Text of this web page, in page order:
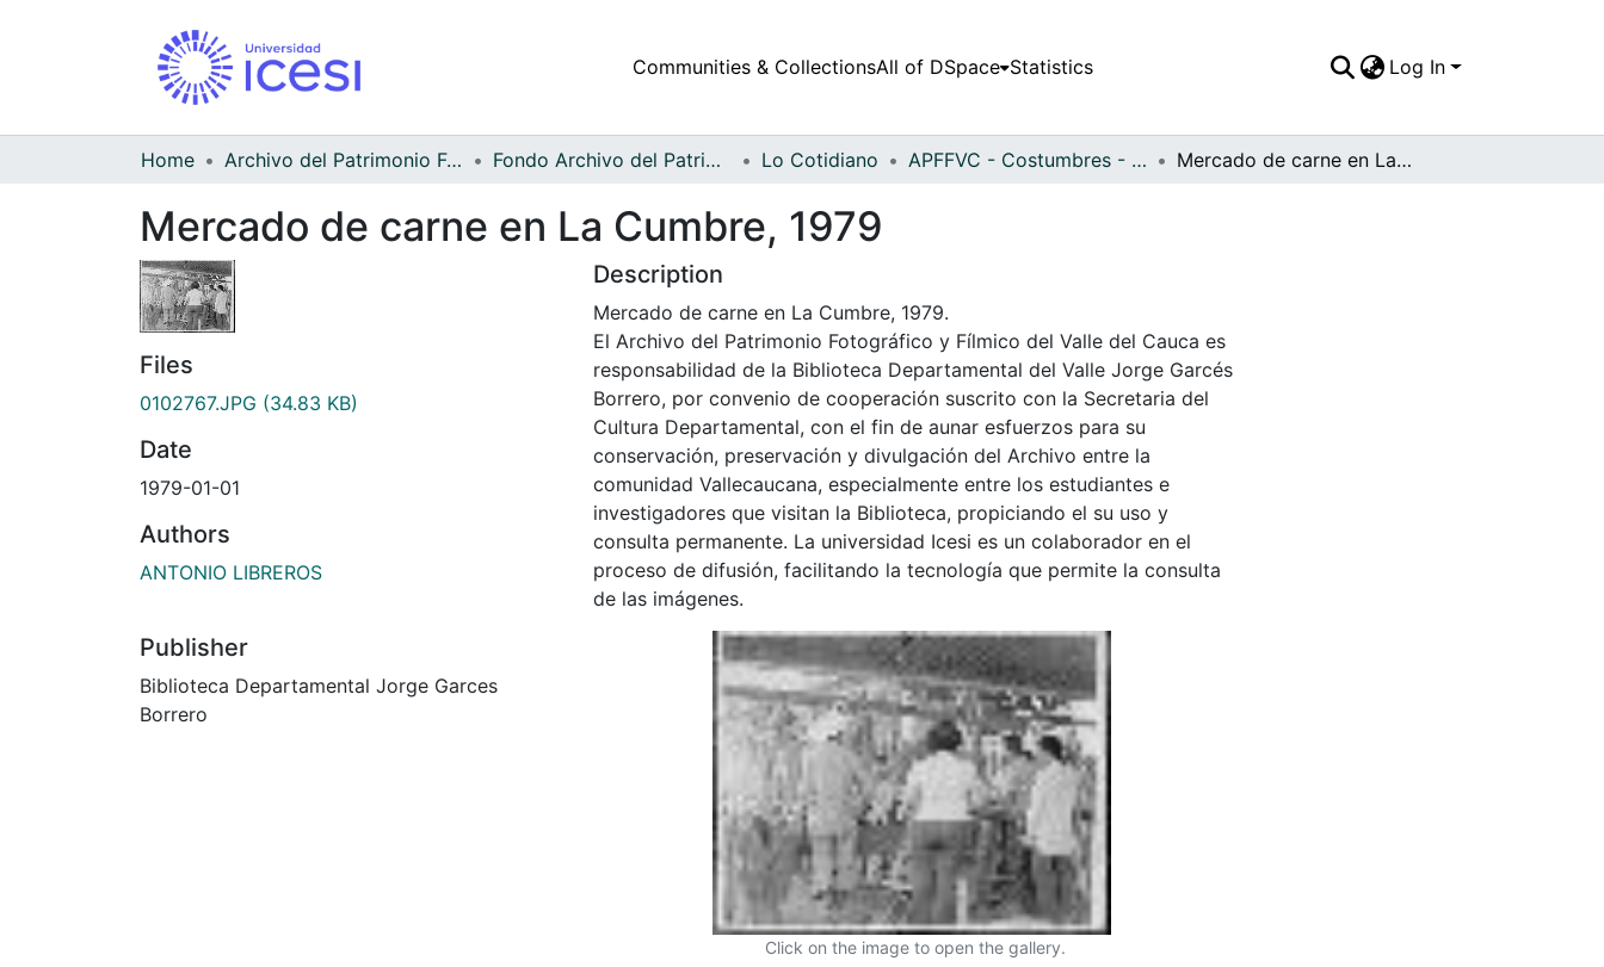
Communities & CollectionsAll of DSpace Statistics Log In
Home Archivo del Patrimonio Fotográfico y Fílmico del Valle del Cauca Fondo Archivo del Patrimonio Fotográfico y Fílmico del Valle del Cauca Lo Cotidiano APFFVC - Costumbres - Patrimonial Mercado de carne en La Cumbre, 1979
Mercado de carne en La Cumbre, 1979
Files
0102767.JPG (34.83 KB)
Date
1979-01-01
Authors
ANTONIO LIBREROS
Publisher
Biblioteca Departamental Jorge Garces
Borrero
Description
Mercado de carne en La Cumbre, 1979.
El Archivo del Patrimonio Fotográfico y Fílmico del Valle del Cauca es
responsabilidad de la Biblioteca Departamental del Valle Jorge Garcés
Borrero, por convenio de cooperación suscrito con la Secretaria del
Cultura Departamental, con el fin de aunar esfuerzos para su
conservación, preservación y divulgación del Archivo entre la
comunidad Vallecaucana, especialmente entre los estudiantes e
investigadores que visitan la Biblioteca, propiciando el su uso y
consulta permanente. La universidad Icesi es un colaborador en el
proceso de difusión, facilitando la tecnología que permite la consulta
de las imágenes.
Click on the image to open the gallery.